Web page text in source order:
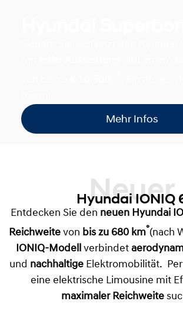
Mehr Infos
Neuer
Hyundai IONIQ
Entdecken Sie den neuen Hyundai
Reichweite von bis zu 680 km°(nach
IONIQ-Modell verbindet
und nachhaltige Elektromobilität.
eine elektrische Limousine mit
maximaler Reichweite